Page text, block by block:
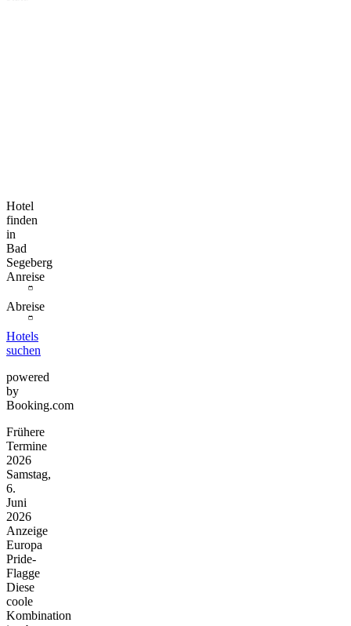
Hotel
finden
in
Bad
Segeberg
Anreise
Abreise
Hotels
suchen
powered
by
Booking.com
Frühere
Termine
2026
Samstag,
6.
Juni
2026
Anzeige
Europa
Pride-
Flagge
Diese
coole
Kombination